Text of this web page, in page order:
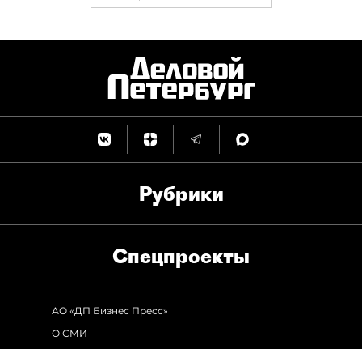
Рубрики
Спец­проекты
АО «ДП Бизнес Пресс»
О СМИ